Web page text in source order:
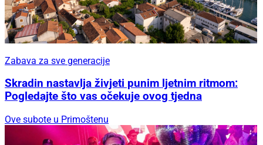
Zabava za sve generacije
Skradin nastavlja živjeti punim ljetnim ritmom:
Pogledajte što vas očekuje ovog tjedna
Ove subote u Primoštenu